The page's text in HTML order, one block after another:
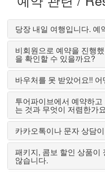
당장 내일 여행입니다. 예
비회원으로 예약을 진행
을 확인할 수 있을까요?
바우처를 못 받았어요!!
투어파이브에서 예약하
는 것과 무엇이 저렴한가
카카오톡이나 문자 상담
패키지, 콤보 할인 상품이
않습니다.